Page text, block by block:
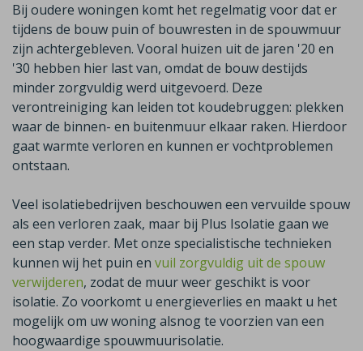
Bij oudere woningen komt het regelmatig voor dat er
tijdens de bouw puin of bouwresten in de spouwmuur
zijn achtergebleven. Vooral huizen uit de jaren '20 en
'30 hebben hier last van, omdat de bouw destijds
minder zorgvuldig werd uitgevoerd. Deze
verontreiniging kan leiden tot koudebruggen: plekken
waar de binnen- en buitenmuur elkaar raken. Hierdoor
gaat warmte verloren en kunnen er vochtproblemen
ontstaan.
Veel isolatiebedrijven beschouwen een vervuilde spouw
als een verloren zaak, maar bij Plus Isolatie gaan we
een stap verder. Met onze specialistische technieken
kunnen wij het puin en vuil zorgvuldig uit de spouw
verwijderen, zodat de muur weer geschikt is voor
isolatie. Zo voorkomt u energieverlies en maakt u het
mogelijk om uw woning alsnog te voorzien van een
hoogwaardige spouwmuurisolatie.